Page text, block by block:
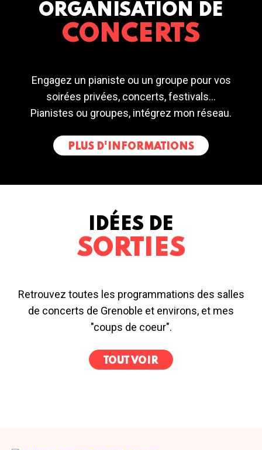
ORGANISATION DE
CONCERTS
Engagez un pianiste ou un groupe pour vos
soirées privées, concerts, festivals...
Pianistes ou groupes, intégrez mon réseau.
PLUS D'INFORMATIONS
IDÉES DE
SORTIES
Retrouvez toutes les programmations des salles
de concerts de Grenoble et environs, et mes
"coups de coeur".
TOUT VOIR